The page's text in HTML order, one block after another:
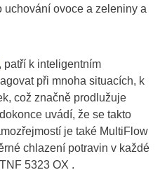
uchování ovoce a zeleniny a
, patří k inteligentním
při mnoha situacích, k
což značně prodlužuje
uvádí, že se takto
je také MultiFlow
chlazení potravin v každé
5323 OX .